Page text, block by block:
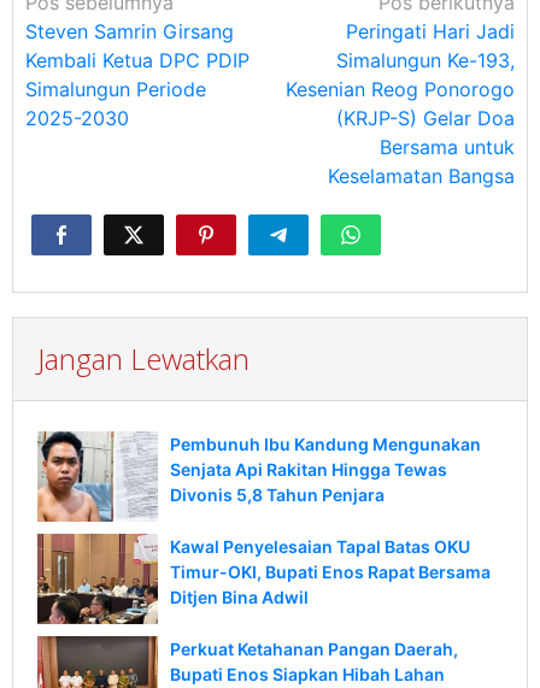
pos
Steven Samrin Girsang
Kembali Ketua DPC PDIP
Simalungun Periode
2025-2030
Peringati Hari Jadi
Simalungun Ke-193,
Kesenian Reog Ponorogo
(KRJP-S) Gelar Doa
Bersama untuk
Keselamatan Bangsa
Jangan Lewatkan
Pembunuh Ibu Kandung Mengunakan
Senjata Api Rakitan Hingga Tewas
Divonis 5,8 Tahun Penjara
Kawal Penyelesaian Tapal Batas OKU
Timur-OKI, Bupati Enos Rapat Bersama
Ditjen Bina Adwil
Perkuat Ketahanan Pangan Daerah,
Bupati Enos Siapkan Hibah Lahan